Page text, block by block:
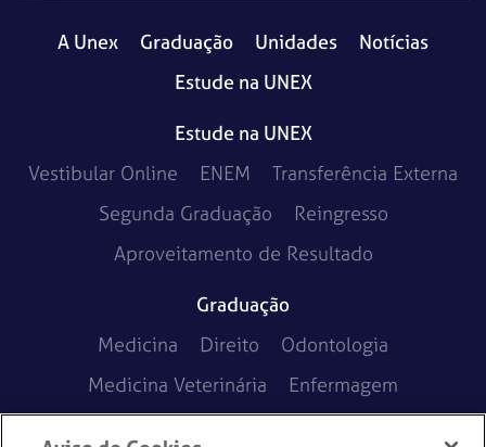
A Unex Graduação Unidades
Notícias
Estude na UNEX
Estude na UNEX
Vestibular Online
ENEM
Transferência Externa
Segunda Graduação
Reingresso
Aproveitamento de Resultado
Graduação
Medicina
Direito
Odontologia
Medicina Veterinária
Enfermagem